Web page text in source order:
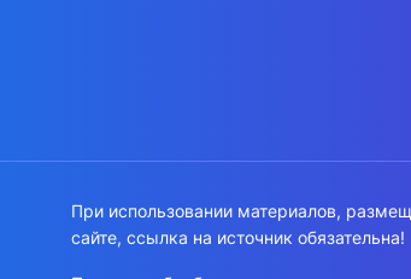
При использовании материалов,
сайте, ссылка на источник обязательна!